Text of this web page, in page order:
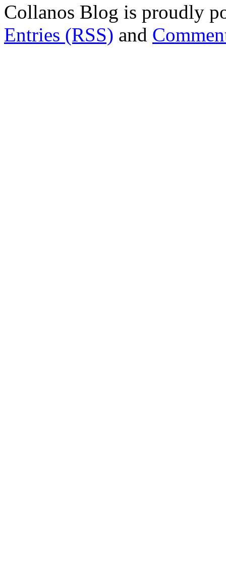
Collanos Blog is proudly
Entries (RSS) and